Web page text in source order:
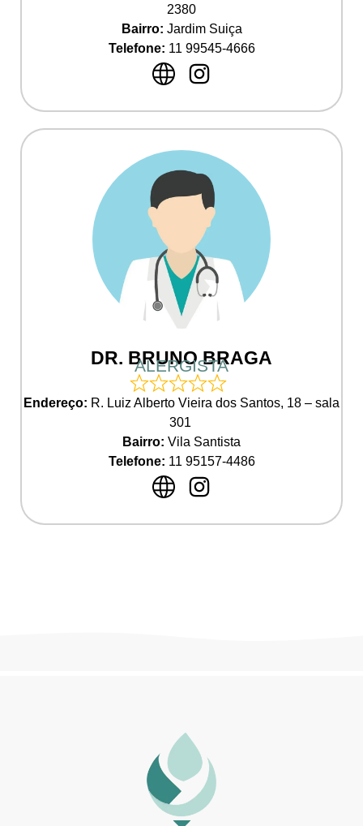
2380
Bairro: Jardim Suiça
Telefone: 11 99545-4666
DR. BRUNO BRAGA
ALERGISTA
Endereço: R. Luiz Alberto Vieira dos Santos, 18 – sala
301
Bairro: Vila Santista
Telefone: 11 95157-4486